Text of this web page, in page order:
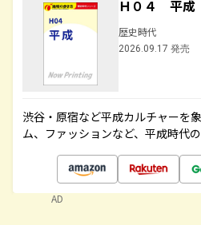
Ｈ０４ 平成
歴史時代
2026.09.17 発売
渋谷・原宿など平成カルチャーを
ム、ファッションなど、平成時代
AD